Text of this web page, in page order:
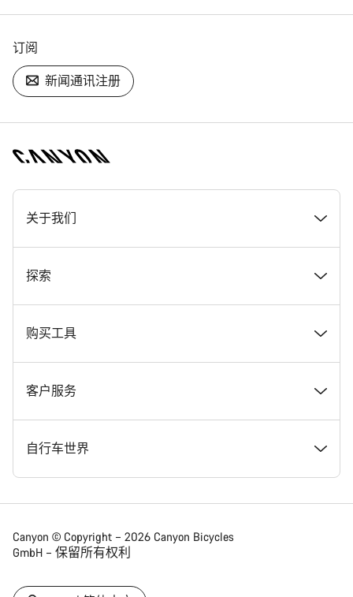
订阅
新闻通讯注册
[footer.linksList.title]
关于我们
奖项
在 Canyon 工作
Canyon 新闻发布室
条款和条件
法律披露
数据保护声明
探索
新闻和故事
提示和建议
Canyon Home Koblenz
会员礼遇
Canyon App
购买工具
找到您梦寐以求的 Canyon 自行车
现货自行车
找到您的 Canyon 尺寸
自行车对比
客户服务
支持中心
服务网点
自行车世界
公路车
砾石车
Canyon © Copyright – 2026 Canyon Bicycles
GmbH – 保留所有权利